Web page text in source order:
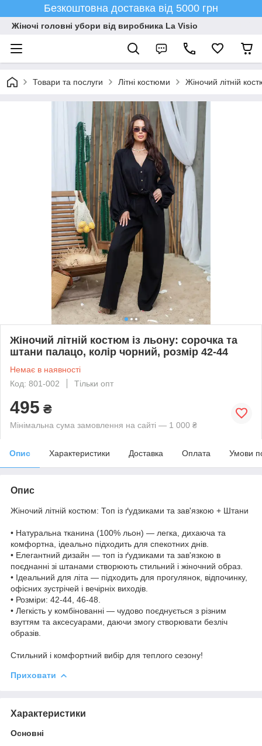
Безкоштовна доставка від 5000 грн
Жіночі головні убори від виробника La Visio
Товари та послуги Літні костюми Жіночий літній
Жіночий літній костюм із льону: сорочка та
штани палацо, колір чорний, розмір 42-44
Немає в наявності
Код: 801-002
Тільки опт
495 ₴
Мінімальна сума замовлення на сайті — 1 000 ₴
Опис Характеристики Доставка Оплата Умови
Опис
Жіночий літній костюм: Топ із ґудзиками та зав'язкою + Штани
• Натуральна тканина (100% льон) — легка, дихаюча та
комфортна, ідеально підходить для спекотних днів.
• Елегантний дизайн — топ із ґудзиками та зав'язкою в
поєднанні зі штанами створюють стильний і жіночний образ.
• Ідеальний для літа — підходить для прогулянок, відпочинку,
офісних зустрічей і вечірніх виходів.
• Розміри: 42-44, 46-48.
• Легкість у комбінованні — чудово поєднується з різним
взуттям та аксесуарами, даючи змогу створювати безліч
образів.
Стильний і комфортний вибір для теплого сезону!
Приховати
Характеристики
Основні